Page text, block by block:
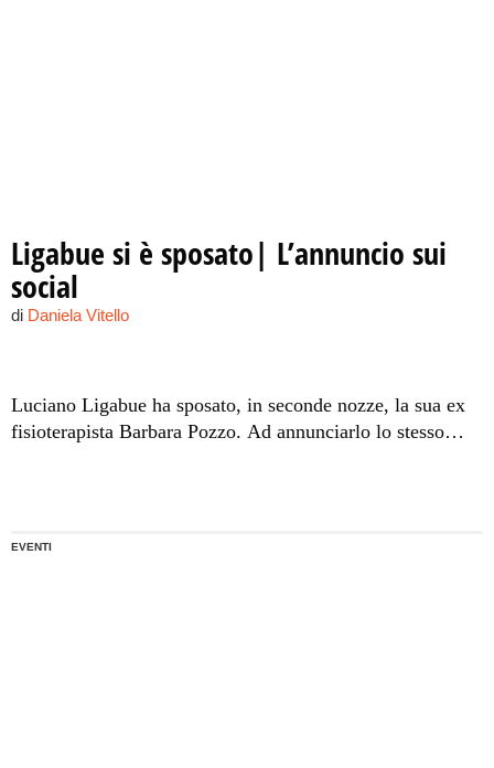
Ligabue si è sposato| L’annuncio sui
social
di Daniela Vitello
Luciano Ligabue ha sposato, in seconde nozze, la sua ex
fisioterapista Barbara Pozzo. Ad annunciarlo lo stesso
EVENTI